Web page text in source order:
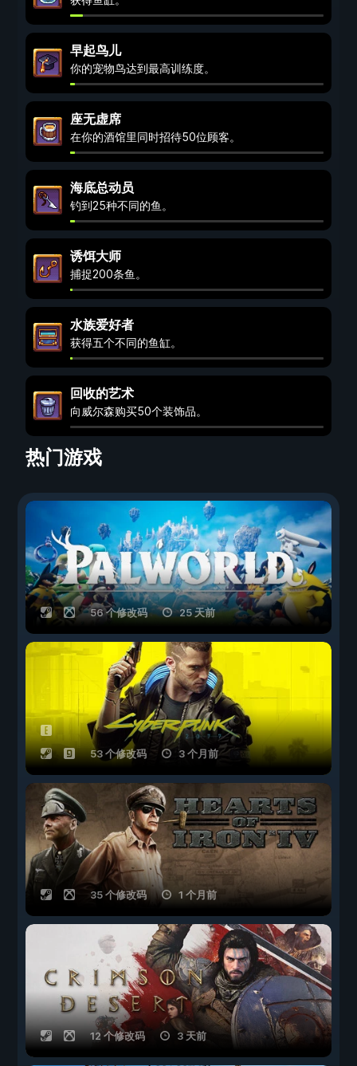
早起鸟儿
你的宠物鸟达到最高训练度。
座无虚席
在你的酒馆里同时招待50位顾客。
海底总动员
钓到25种不同的鱼。
诱饵大师
捕捉200条鱼。
水族爱好者
获得五个不同的鱼缸。
回收的艺术
向威尔森购买50个装饰品。
热门游戏
56 个修改码 25 天前
53 个修改码 3 个月前
35 个修改码 1 个月前
12 个修改码 3 天前